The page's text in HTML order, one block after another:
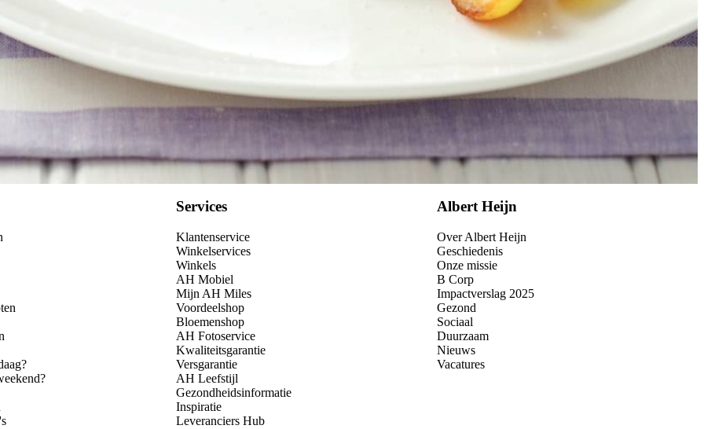
Services
Klantenservice
Winkelservices
Winkels
AH Mobiel
Mijn AH Miles
Voordeelshop
Bloemenshop
AH Fotoservice
Kwaliteitsgarantie
Versgarantie
AH Leefstijl
Gezondheidsinformatie
Inspiratie
Leveranciers Hub
Albert Heijn
Over Albert Heijn
Geschiedenis
Onze missie
B Corp
Impactverslag 2025
Gezond
Sociaal
Duurzaam
Nieuws
Vacatures